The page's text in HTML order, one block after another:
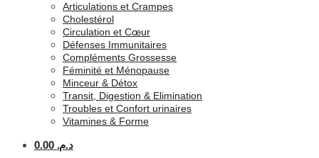
Articulations et Crampes
Cholestérol
Circulation et Cœur
Défenses Immunitaires
Compléments Grossesse
Féminité et Ménopause
Minceur & Détox
Transit, Digestion & Elimination
Troubles et Confort urinaires
Vitamines & Forme
د.م. 0.00